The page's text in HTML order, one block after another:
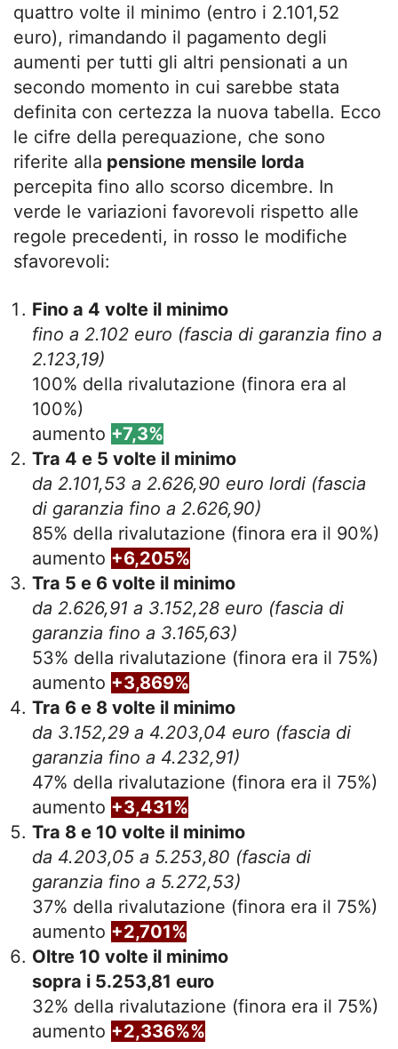
quattro volte il minimo (entro i 2.101,52
euro), rimandando il pagamento degli
aumenti per tutti gli altri pensionati a un
secondo momento in cui sarebbe stata
definita con certezza la nuova tabella. Ecco
le cifre della perequazione, che sono
riferite alla pensione mensile lorda
percepita fino allo scorso dicembre. In
verde le variazioni favorevoli rispetto alle
regole precedenti, in rosso le modifiche
sfavorevoli:
Fino a 4 volte il minimo
fino a 2.102 euro (fascia di garanzia fino a
2.123,19)
100% della rivalutazione (finora era al
100%)
aumento +7,3%
Tra 4 e 5 volte il minimo
da 2.101,53 a 2.626,90 euro lordi (fascia
di garanzia fino a 2.626,90)
85% della rivalutazione (finora era il 90%)
aumento +6,205%
Tra 5 e 6 volte il minimo
da 2.626,91 a 3.152,28 euro (fascia di
garanzia fino a 3.165,63)
53% della rivalutazione (finora era il 75%)
aumento +3,869%
Tra 6 e 8 volte il minimo
da 3.152,29 a 4.203,04 euro (fascia di
garanzia fino a 4.232,91)
47% della rivalutazione (finora era il 75%)
aumento +3,431%
Tra 8 e 10 volte il minimo
da 4.203,05 a 5.253,80 (fascia di
garanzia fino a 5.272,53)
37% della rivalutazione (finora era il 75%)
aumento +2,701%
Oltre 10 volte il minimo
sopra i 5.253,81 euro
32% della rivalutazione (finora era il 75%)
aumento +2,336%%